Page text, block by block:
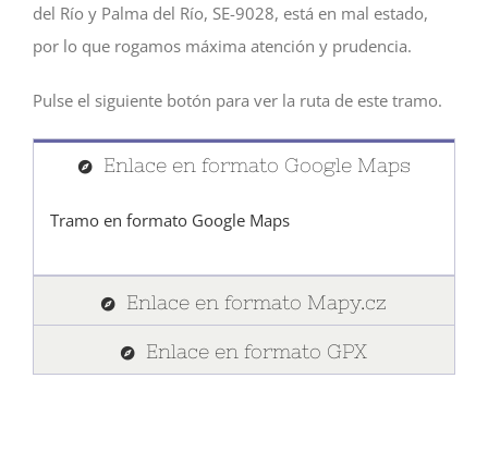
del Río y Palma del Río, SE-9028, está en mal estado,
por lo que rogamos máxima atención y prudencia.
Pulse el siguiente botón para ver la ruta de este tramo.
Enlace en formato Google Maps
Tramo en formato Google Maps
Enlace en formato Mapy.cz
Enlace en formato GPX